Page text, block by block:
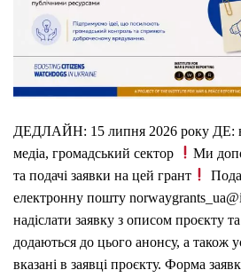
ДЕДЛАЙН: 15 липня 2026 року ДЕ:
медіа, громадський сектор
Ми
та подачі заявки на цей грант
електронну пошту
надіслати заявку з описом проєкту
додаються до цього анонсу, а також
вказані в заявці проєкту. Форма